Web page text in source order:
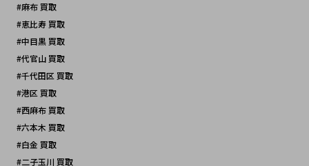
#麻布 買取
#恵比寿 買取
#中目黒 買取
#代官山 買取
#千代田区 買取
#港区 買取
#西麻布 買取
#六本木 買取
#白金 買取
#二子玉川 買取